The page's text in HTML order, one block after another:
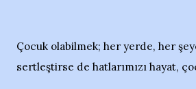
Çocuk olabilmek; her yerde, her
sertleştirse de hatlarımızı hayat,